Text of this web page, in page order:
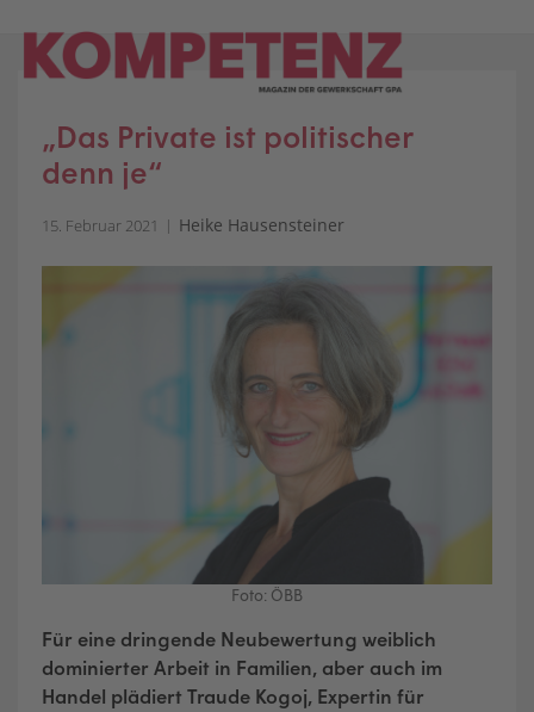
content
„Das Private ist politischer
denn je“
15. Februar 2021 Heike Hausensteiner
Foto: ÖBB
Für eine dringende Neubewertung weiblich
dominierter Arbeit in Familien, aber auch im
Handel plädiert Traude Kogoj, Expertin für